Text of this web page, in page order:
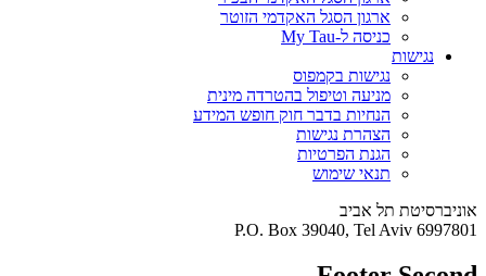
ארגון הסגל האקדמי הזוטר
כניסה ל-My Tau
נגישות
נגישות בקמפוס
מניעה וטיפול בהטרדה מינית
הנחיות בדבר חוק חופש המידע
הצהרת נגישות
הגנת הפרטיות
תנאי שימוש
אוניברסיטת תל אביב
P.O. Box 39040, Tel Aviv 6997801